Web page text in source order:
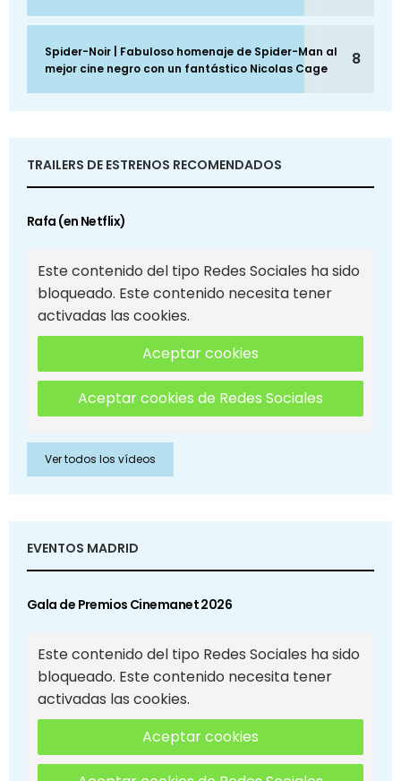
Spider-Noir | Fabuloso homenaje de Spider-Man al
mejor cine negro con un fantástico Nicolas Cage
8
TRAILERS DE ESTRENOS RECOMENDADOS
Rafa (en Netflix)
Este contenido del tipo Redes Sociales ha sido
bloqueado. Este contenido necesita tener
activadas las cookies.
Aceptar cookies
Aceptar cookies de Redes Sociales
Ver todos los vídeos
EVENTOS MADRID
Gala de Premios Cinemanet 2026
Este contenido del tipo Redes Sociales ha sido
bloqueado. Este contenido necesita tener
activadas las cookies.
Aceptar cookies